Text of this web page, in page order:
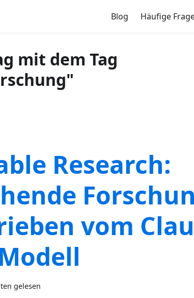
Blog Häufige
mit dem Tag
Research:
vom
gelesen